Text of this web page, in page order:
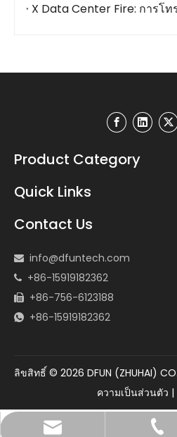
Product Category
+86-756-
+86
Quick Links
Contact Us
 info@dfuntech.com
 +86-15919182362
 +86-756-6123188
 +86-15919182362
ลิขสิทธิ์ © 2026 DFUN (ZHUHAI)
ความเป็นส่วนตัว |